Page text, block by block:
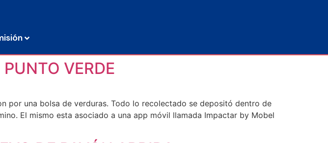
VERDE
por una bolsa de verduras. Todo lo recolectado se depositó dentro de
El mismo esta asociado a una app móvil llamada Impactar by Mobel